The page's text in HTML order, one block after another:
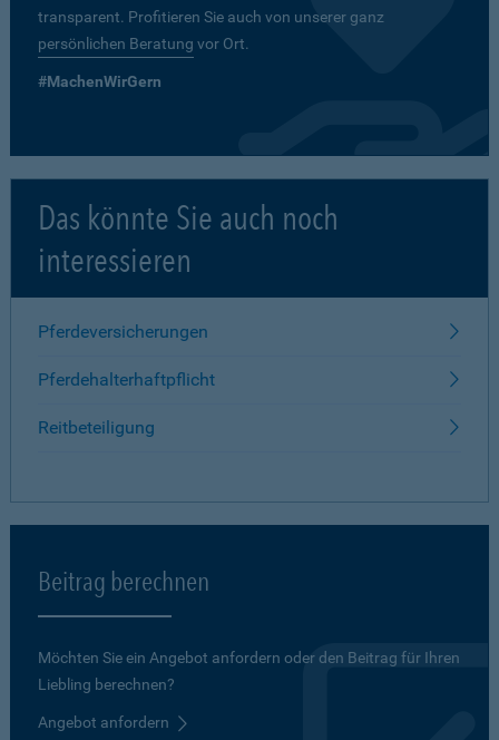
transparent. Profitieren Sie auch von unserer ganz
persönlichen Beratung vor Ort.
#MachenWirGern
Das könnte Sie auch noch
interessieren
Pferdeversicherungen
Pferdehalterhaftpflicht
Reitbeteiligung
Beitrag berechnen
Möchten Sie ein Angebot anfordern oder den Beitrag für Ihren
Liebling berechnen?
Angebot anfordern